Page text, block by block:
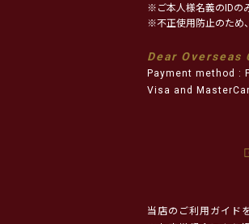
※ご本人様名義のIDの
※不正使用防止のため
Dear Overseas
Payment method :
Visa and
当店のご利用ガイド